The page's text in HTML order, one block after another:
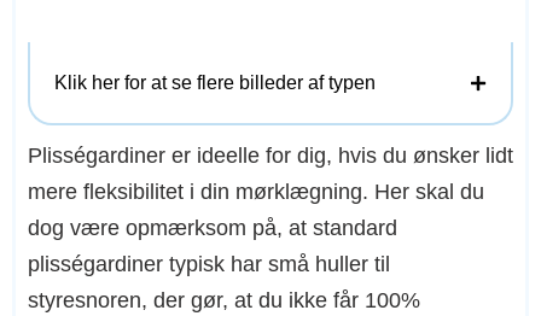
Klik her for at se flere billeder af typen
Plisségardiner er ideelle for dig, hvis du ønsker lidt
mere fleksibilitet i din mørklægning. Her skal du
dog være opmærksom på, at standard
plisségardiner typisk har små huller til
styresnoren, der gør, at du ikke får 100%